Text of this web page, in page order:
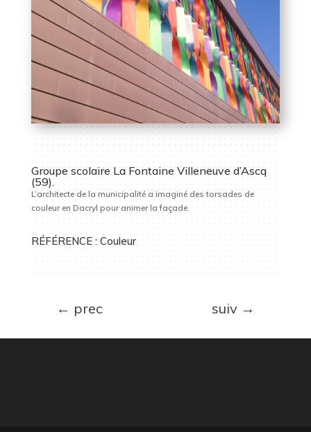
Groupe scolaire La Fontaine Villeneuve d’Ascq
(59).
L’architecte de la municipalité a imaginé des torsades de
couleur en Dacryl pour animer la façade.
RÉFÉRENCE : Couleur
← prec suiv →